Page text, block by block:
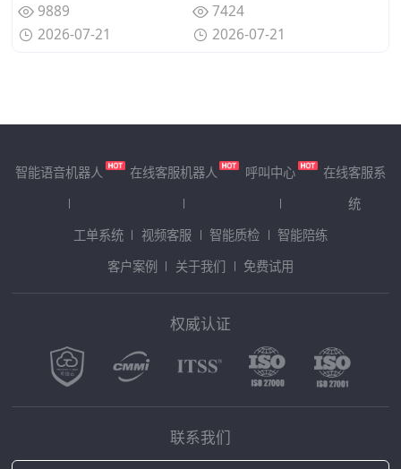
9889
2026-07-21
7424
2026-07-21
智能语音机器人 在线客服机器人 呼叫中心
在线客服系
统
工单系统
视频客服 智能质检
智能陪练
客户案例
关于我们 免费试用
权威认证
联系我们